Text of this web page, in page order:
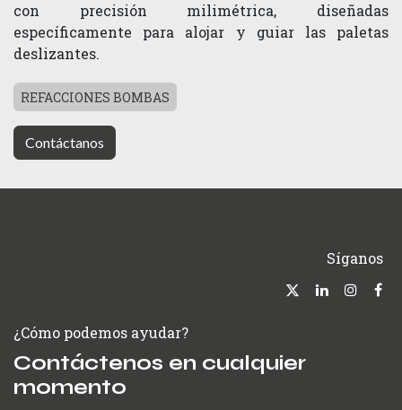
con precisión milimétrica, diseñadas
específicamente para alojar y guiar las paletas
deslizantes.
REFACCIONES BOMBAS
Contáctanos
Síganos
¿Cómo podemos ayudar?
Contáctenos en cualquier
momento